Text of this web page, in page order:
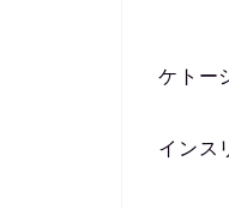
ケトー
インス